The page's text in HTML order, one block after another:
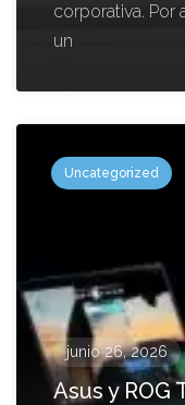
corporativa. Por
un
Uncategorized
junio 26, 2026
Asus y ROG